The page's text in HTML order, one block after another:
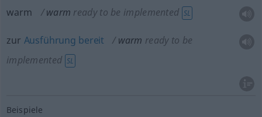
warm warm ready to be implemented SL
zur Ausführung bereit warm ready to be
implemented SL
Beispiele